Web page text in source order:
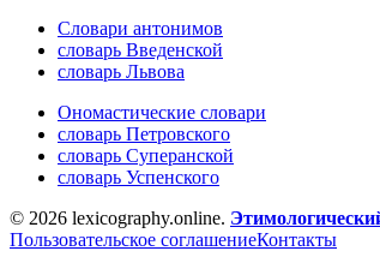
Словари антонимов
словарь Введенской
словарь Львова
Ономастические словари
словарь Петровского
словарь Суперанской
словарь Успенского
© 2026 lexicography.online.
Пользовательское соглашениеКонтакты